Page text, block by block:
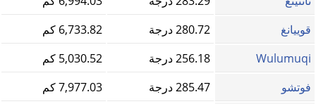
قوييانغ
280.72 درجة
6,733.82 كم
Wulumuqi
256.18 درجة
5,030.52 كم
فوتشو
285.47 درجة
7,977.03 كم